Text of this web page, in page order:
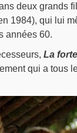
deux grands
1984), qui lui
années 60.
La
qui a tous